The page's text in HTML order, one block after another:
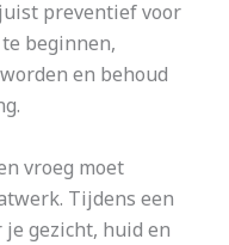
preventief voor
beginnen,
en behoud
vroeg moet
Tijdens een
gezicht, huid en